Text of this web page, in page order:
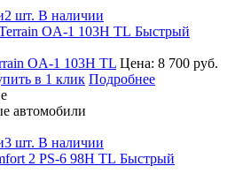
2 шт. В наличии
Быстрый
OA-1 103H TL Цена: 8 700 руб.
в 1 клик Подробнее
автомобили
3 шт. В наличии
Быстрый